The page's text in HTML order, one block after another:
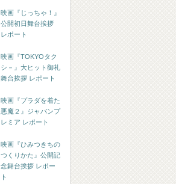
映画『じっちゃ！』
公開初日舞台挨拶
レポート
映画『TOKYOタク
シ－』大ヒット御礼
舞台挨拶 レポート
映画『プラダを着た
悪魔２』ジャパンプ
レミア レポート
映画『ひみつきちの
つくりかた』公開記
念舞台挨拶 レポー
ト